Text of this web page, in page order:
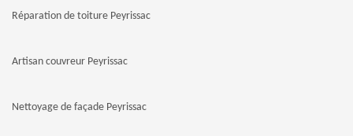
Réparation de toiture Peyrissac
Artisan couvreur Peyrissac
Nettoyage de façade Peyrissac